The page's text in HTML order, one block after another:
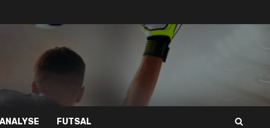
FUTSAL